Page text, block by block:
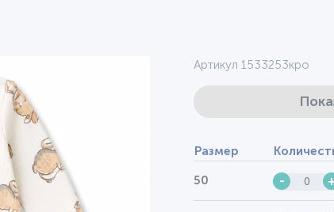
Артикул 1533253кро
Размер
50 -